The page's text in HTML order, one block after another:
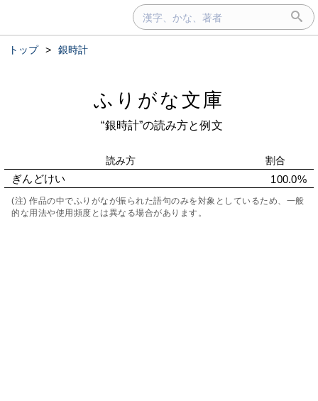
トップ > 銀時計
ふりがな文庫
“銀時計”の読み方と例文
読み方 割合
ぎんどけい 100.0%
(注) 作品の中でふりがなが振られた語句のみを対象としているため、一般
的な用法や使用頻度とは異なる場合があります。